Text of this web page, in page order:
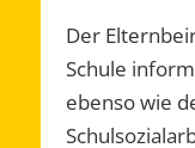
Der
Schule
ebenso wie